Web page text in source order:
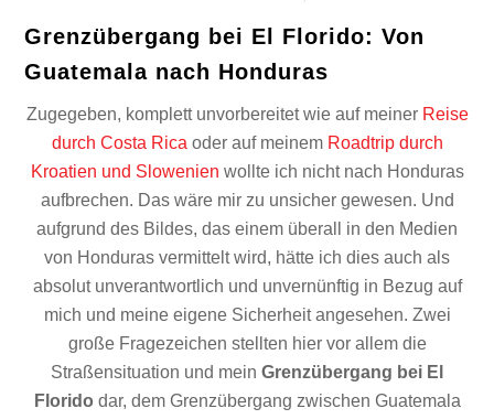
Grenzübergang bei El Florido: Von
Guatemala nach Honduras
Zugegeben, komplett unvorbereitet wie auf meiner Reise
durch Costa Rica oder auf meinem Roadtrip durch
Kroatien und Slowenien wollte ich nicht nach Honduras
aufbrechen. Das wäre mir zu unsicher gewesen. Und
aufgrund des Bildes, das einem überall in den Medien
von Honduras vermittelt wird, hätte ich dies auch als
absolut unverantwortlich und unvernünftig in Bezug auf
mich und meine eigene Sicherheit angesehen. Zwei
große Fragezeichen stellten hier vor allem die
Straßensituation und mein Grenzübergang bei El
Florido dar, dem Grenzübergang zwischen Guatemala